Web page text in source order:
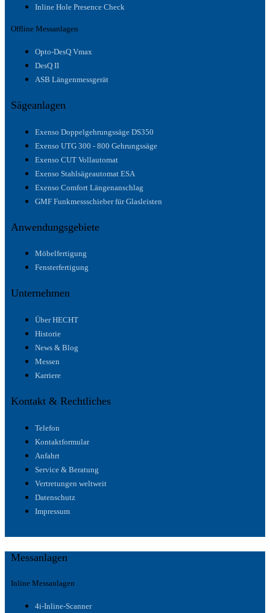
Inline Hole Presence Check
Offline Messanlagen
Opto-DesQ Vmax
DesQ II
ASB Längenmessgerät
Sägeanlagen
Exenso Doppelgehrungssäge DS350
Exenso UTG 300 - 800 Gehrungssäge
Exenso CUT Vollautomat
Exenso Stahlsägeautomat ESA
Exenso Comfort Längenanschlag
GMF Funkmessschieber für Glasleisten
Anwendungsgebiete
Möbelfertigung
Fensterfertigung
Unternehmen
Über HECHT
Historie
News & Blog
Messen
Karriere
Kontakt & Rechtliches
Telefon
Kontaktformular
Anfahrt
Service & Beratung
Vertretungen weltweit
Datenschutz
Impressum
Messanlagen
Inline Messanlagen
4i-Inline-Scanner